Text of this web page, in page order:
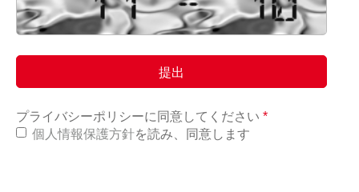
プライバシーポリシーに同意してください *
個人情報保護方針を読み、同意します